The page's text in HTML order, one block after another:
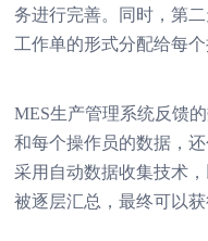
务进行完善。同时，第
工作单的形式分配给每个
MES生产管理系统反馈
和每个操作员的数据，
采用自动数据收集技术
被逐层汇总，最终可以